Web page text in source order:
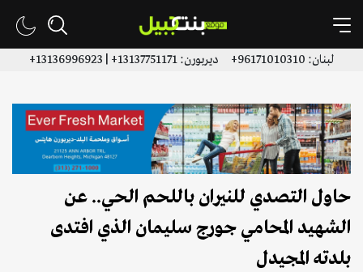
لبنان: 96171010310+ ديربورن: 13137751171+ | 13136996923+
حاول التصدي للنيران باللحم الحي.. عن
الشهيد المحامي جورج سليمان الذي افتدى
بلدته المجيدل